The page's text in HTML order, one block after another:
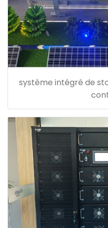
système intégré de